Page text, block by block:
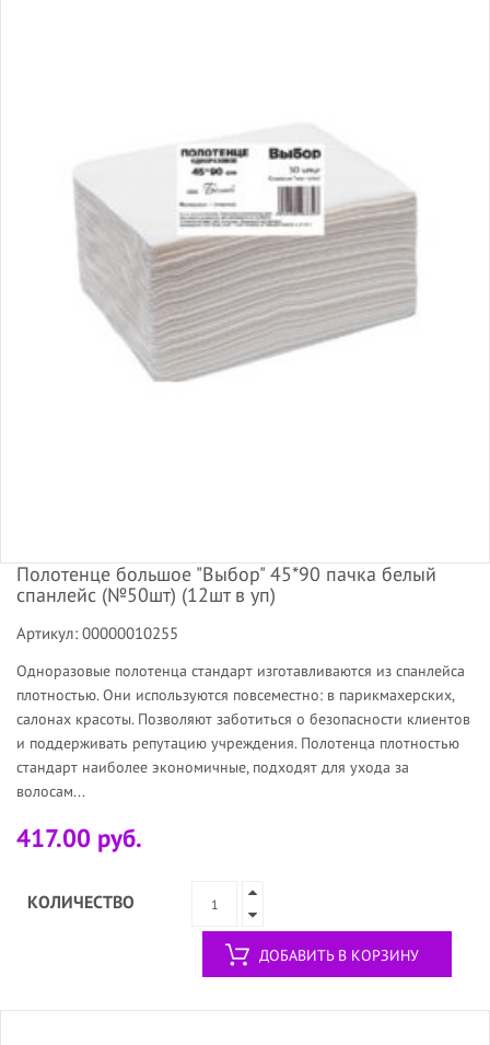
Полотенце большое "Выбор" 45*90 пачка белый
спанлейс (№50шт) (12шт в уп)
Артикул: 00000010255
Одноразовые полотенца стандарт изготавливаются из спанлейса
плотностью. Они используются повсеместно: в парикмахерских,
салонах красоты. Позволяют заботиться о безопасности клиентов
и поддерживать репутацию учреждения. Полотенца плотностью
стандарт наиболее экономичные, подходят для ухода за
волосам...
417.00 руб.
КОЛИЧЕСТВО
ДОБАВИТЬ В КОРЗИНУ